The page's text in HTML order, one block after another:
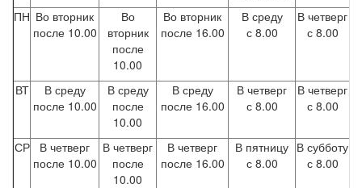
ПН Во вторник
после 10.00
Во
вторник
после
10.00
Во вторник
после 16.00
В среду
с 8.00
В четверг
с 8.00
ВТ
В среду
после 10.00
В среду
после
10.00
В среду
после 16.00
В четверг
с 8.00
В четверг
с 8.00
СР
В четверг
после 10.00
В четверг
после
10.00
В четверг
после 16.00
В пятницу
с 8.00
В субботу
с 8.00